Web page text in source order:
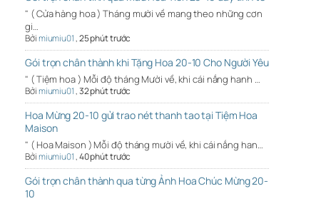
" ( Cửa hàng hoa ) Tháng mười về mang theo những cơn
gi…
Bởimiumiu01,25 phút trước
Gói trọn chân thành khi Tặng Hoa 20-10 Cho Người Yêu
" ( Tiệm hoa ) Mỗi độ tháng Mười về, khi cái nắng hanh …
Bởimiumiu01,32 phút trước
Hoa Mừng 20-10 gửi trao nét thanh tao tại Tiệm Hoa
Maison
" ( Hoa Maison ) Mỗi độ tháng mười về, khi cái nắng han…
Bởimiumiu01,40 phút trước
Gói trọn chân thành qua từng Ảnh Hoa Chúc Mừng 20-
10